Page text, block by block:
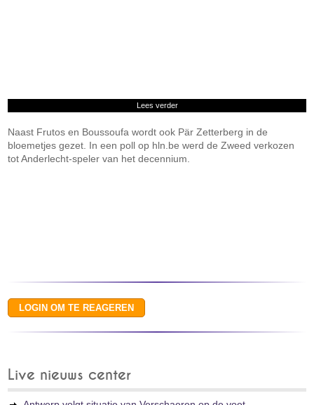
Lees verder
Naast Frutos en Boussoufa wordt ook Pär Zetterberg in de
bloemetjes gezet. In een poll op hln.be werd de Zweed verkozen
tot Anderlecht-speler van het decennium.
Live nieuws center